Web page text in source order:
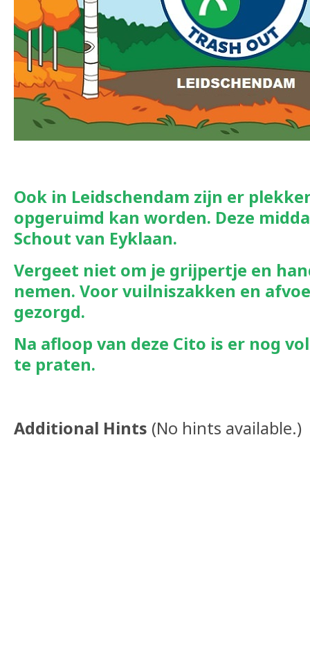
Ook in Leidschendam zijn er
opgeruimd kan worden. Deze
Schout van Eyklaan.
Vergeet niet om je grijpertje en
nemen. Voor vuilniszakken en
gezorgd.
Na afloop van deze Cito is er nog
te praten.
Additional Hints (No hints available.)